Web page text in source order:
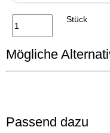
Stück
Mögliche
Passend dazu